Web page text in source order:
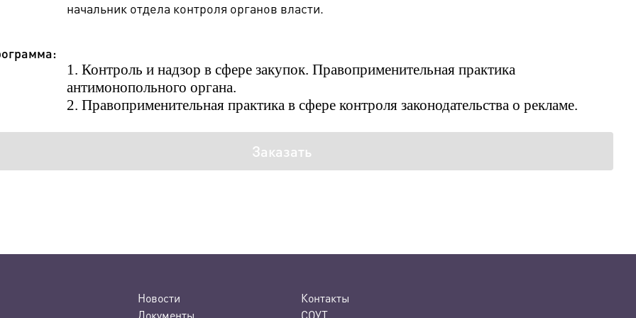
начальник отдела контроля органов власти.
1. Контроль и надзор в сфере закупок. Правоприменительная практика
антимонопольного органа.
2. Правоприменительная практика в сфере контроля законодательства о рекламе.
Заказать
Новости
Документы
Контакты
СОУТ